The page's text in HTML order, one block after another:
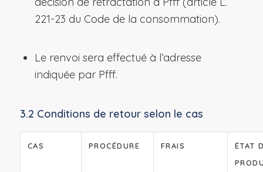
221-23 du Code de la consommation).
Le renvoi sera effectué à l’adresse
indiquée par Pfff.
3.2 Conditions de retour selon le cas
CAS PROCÉDURE FRAIS
ÉTAT